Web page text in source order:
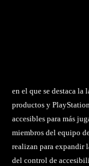
en el que se destaca la
productos y
accesibles para más
miembros del equipo
realizan para expandir
del control de